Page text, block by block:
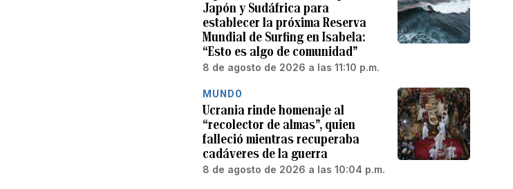
Japón y Sudáfrica para
establecer la próxima Reserva
Mundial de Surfing en Isabela:
“Esto es algo de comunidad”
8 de agosto de 2026 a las 11:10 p.m.
MUNDO
Ucrania rinde homenaje al
“recolector de almas”, quien
falleció mientras recuperaba
cadáveres de la guerra
8 de agosto de 2026 a las 10:04 p.m.